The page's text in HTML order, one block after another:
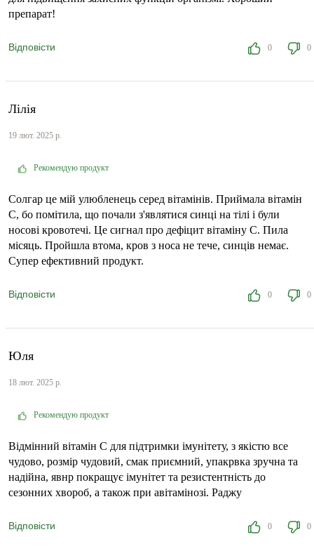
препарат!
Відповісти 0 0
Лілія
19 лют. 2025 р.
Рекомендую продукт
Солгар це мій улюбленець серед вітамінів. Приймала вітамін
С, бо помітила, що почали з'являтися синці на тілі і були
носові кровотечі. Це сигнал про дефіцит вітаміну С. Пила
місяць. Пройшла втома, кров з носа не тече, синців немає.
Супер ефективний продукт.
Відповісти 0 0
Юля
18 лют. 2025 р.
Рекомендую продукт
Відмінний вітамін С для підтримки імунітету, з якістю все
чудово, розмір чудовий, смак приємний, упакрвка зручна та
надійна, явнр покращує імунітет та резистентність до
сезонних хвороб, а також при авітамінозі. Раджу
Відповісти 0 0